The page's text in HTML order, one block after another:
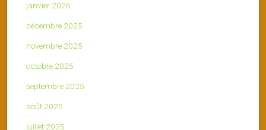
janvier 2026
décembre 2025
novembre 2025
octobre 2025
septembre 2025
août 2025
juillet 2025